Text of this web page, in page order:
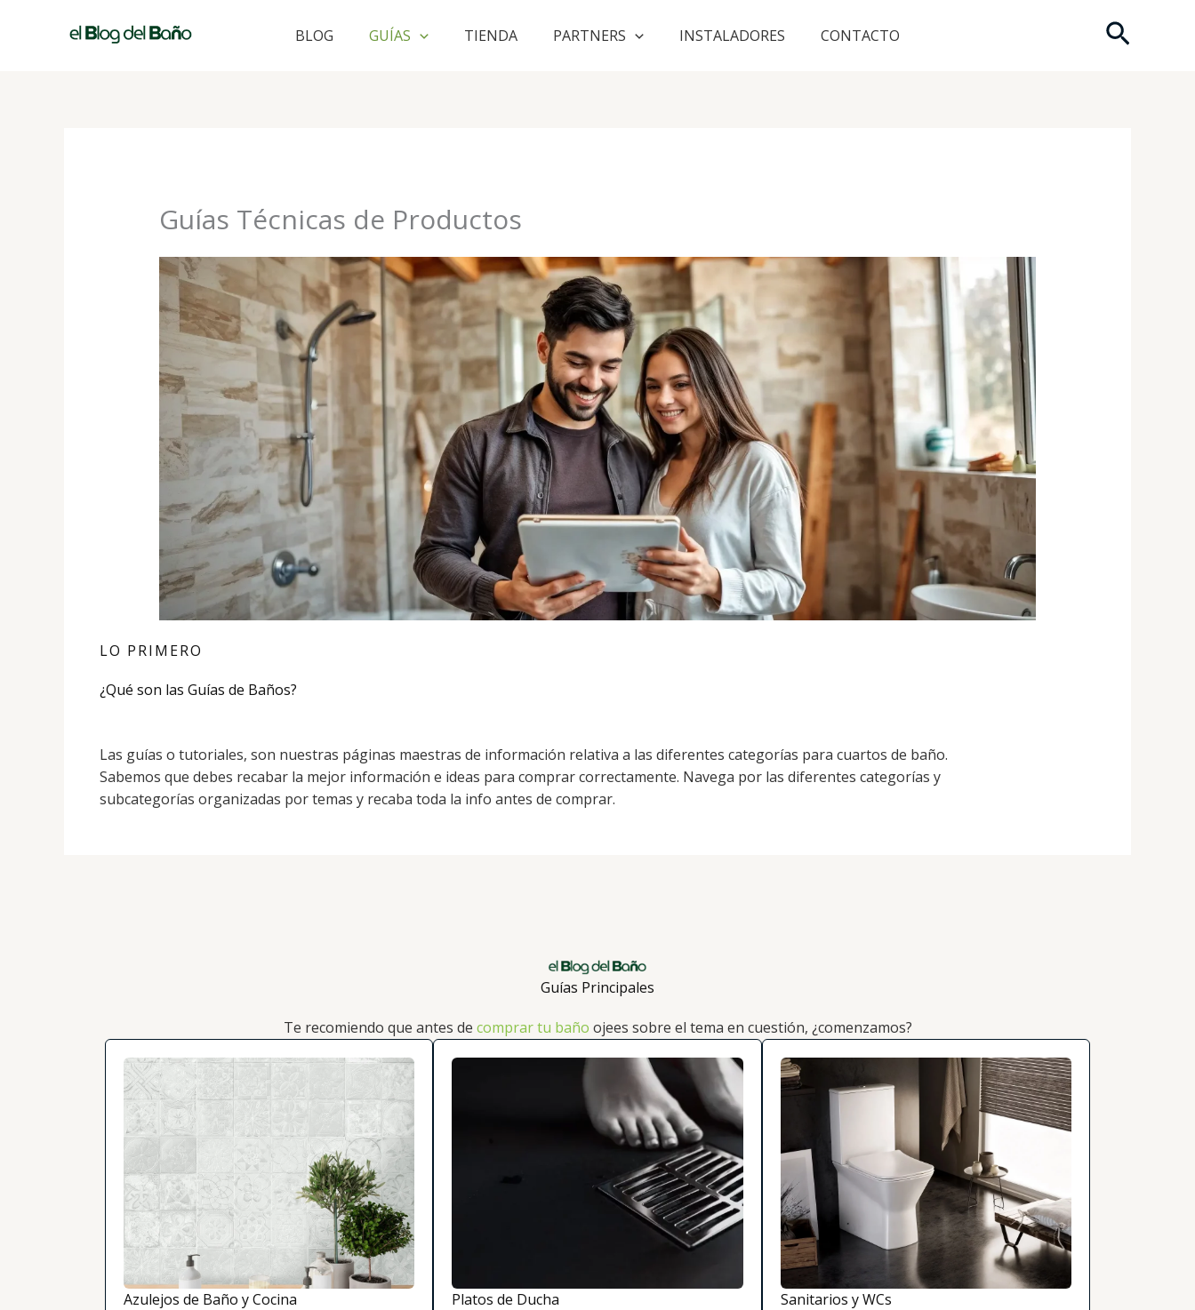
BLOG GUÍAS TIENDA PARTNERS INSTALADORES CONTACTO Buscar
Guías Técnicas de Productos
LO PRIMERO
¿Qué son las Guías de Baños?
Las guías o tutoriales, son nuestras páginas maestras de información relativa a las diferentes categorías para cuartos de baño.
Sabemos que debes recabar la mejor información e ideas para comprar correctamente. Navega por las diferentes categorías y
subcategorías organizadas por temas y recaba toda la info antes de comprar.
Guías Principales
Te recomiendo que antes de comprar tu baño ojees sobre el tema en cuestión, ¿comenzamos?
Azulejos de Baño y Cocina
Platos de Ducha
Sanitarios y WCs